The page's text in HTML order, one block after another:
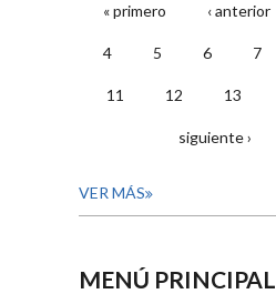
PÁGINAS
« primero ‹ anterior
4 5 6 7
11 12 13
siguiente ›
VER MÁS
MENÚ PRINCIPAL